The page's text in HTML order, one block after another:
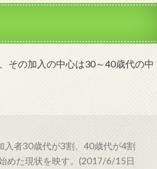
その加入の中心は30～40歳代の中
入者30歳代が3割、40歳代が4割
めた現状を映す。(2017/6/15日